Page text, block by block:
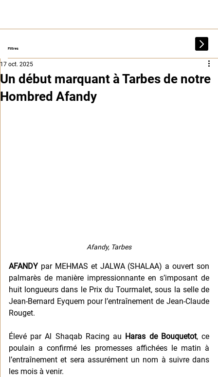
Filtres
Un début marquant à Tarbes de notre
Hombred Afandy
17 oct. 2025
Afandy, Tarbes
AFANDY par MEHMAS et JALWA (SHALAA) a ouvert son
palmarès de manière impressionnante en s’imposant de
huit longueurs dans le Prix du Tourmalet, sous la selle de
Jean-Bernard Eyquem pour l’entraînement de Jean-Claude
Rouget.
Élevé par Al Shaqab Racing au Haras de Bouquetot, ce
poulain a confirmé les promesses affichées le matin à
l’entraînement et sera assurément un nom à suivre dans
les mois à venir.